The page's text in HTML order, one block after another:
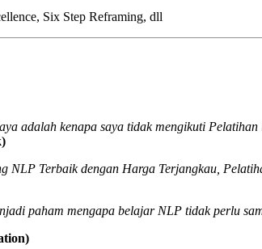
Six Step Reframing, dll
adalah kenapa saya tidak mengikuti
NLP Terbaik dengan Harga Terjangkau,
paham mengapa belajar NLP tidak perlu